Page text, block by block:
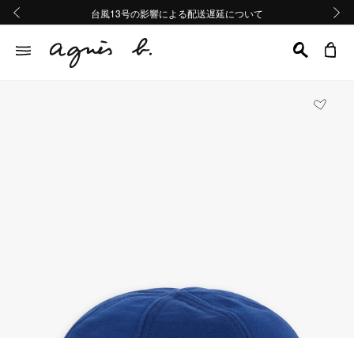
熊本地域地震の影響による配送遅延について
Summer Sale 2buy10%OFF!!
台風13号の影響による配送遅延について
熊本地域地震の影響による配送遅延について
Summer Sale 2buy10%OFF!!